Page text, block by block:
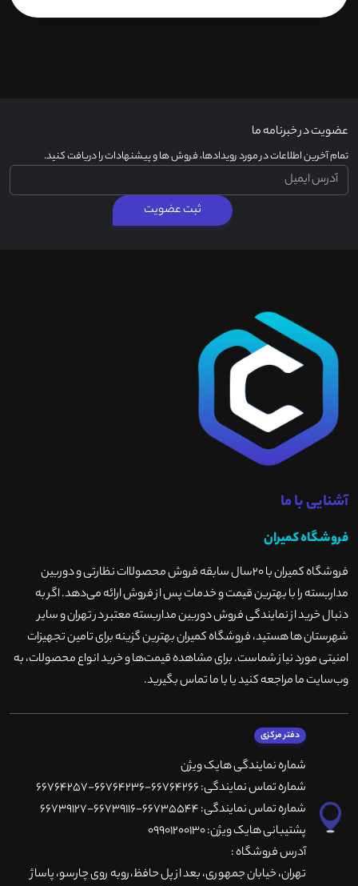
عضویت در خبرنامه ما
تمام آخرین اطلاعات در مورد رویدادها، فروش ها و پیشنهادات را دریافت کنید.
ثبت عضویت
آشنایی با ما
فروشگاه کمیران
فروشگاه کمیران با ۲۰سال سابقه فروش محصولاات نظارتی و دوربین
مداربسته را با بهترین قیمت و خدمات پس از فروش ارائه می‌دهد. اگر به
دنبال خرید از نمایندگی فروش دوربین مداربسته معتبر در تهران و سایر
شهرستان ها هستید، فروشگاه کمیران بهترین گزینه برای تامین تجهیزات
امنیتی مورد نیاز شماست. برای مشاهده قیمت‌ها و خرید انواع محصولات، به
وب‌سایت ما مراجعه کنید یا با ما تماس بگیرید.
دفتر مرکزی
شماره نمایندگی هایک ویژن
شماره تماس نمایندگی: 66764266-66764236-66764257
شماره تماس نمایندگی: 66735544-66739116-66739127
پشتیبانی هایک ویژن: 09901200130
آدرس فروشگاه :
تهران، خيابان جمهوری، بعد از پل حافظ،روبه روی چارسو، پاساژ